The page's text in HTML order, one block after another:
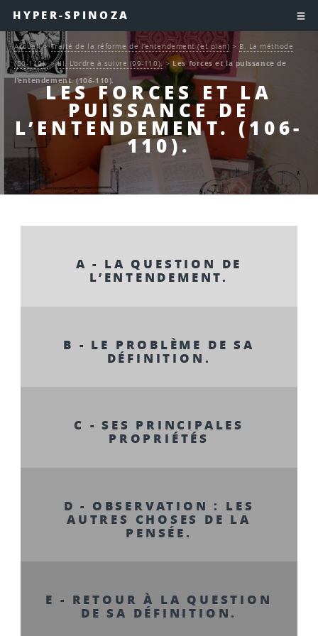
HYPER-SPINOZA
LES FORCES ET LA
PUISSANCE DE
L’ENTENDEMENT. (106-
110).
Accueil>Traité de la réforme de l’entendement (et plan) > B. La méthode
(50-110).>III. L’ordre à suivre (99-110). >Les forces et la puissance de
l’entendement. (106-110).
A - LA QUESTION DE
L’ENTENDEMENT.
B - LE PROBLÈME DE SA
DÉFINITION.
C - SES PRINCIPALES
PROPRIÉTÉS
D - OBSERVATION : LES
AUTRES CHOSES DE LA
PENSÉE.
E - RETOUR À LA QUESTION
DE SA DÉFINITION.